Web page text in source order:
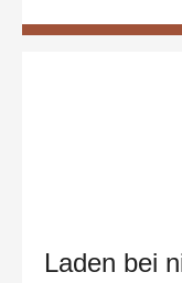
Laden bei